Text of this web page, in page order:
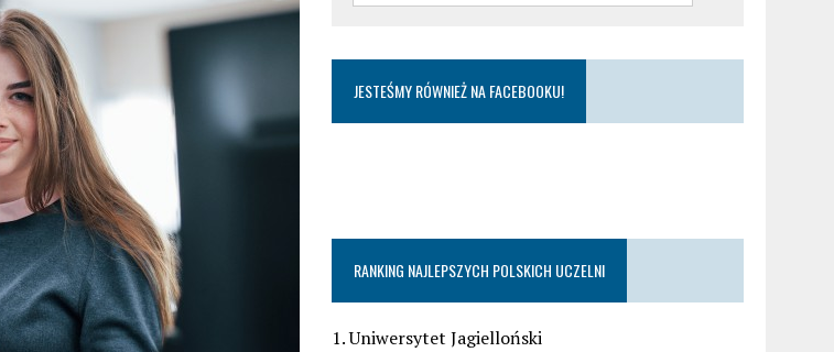
JESTEŚMY RÓWNIEŻ NA FACEBOOKU!
RANKING NAJLEPSZYCH POLSKICH UCZELNI
1. Uniwersytet Jagielloński